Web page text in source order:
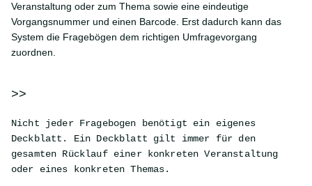
Veranstaltung oder zum Thema sowie eine eindeutige
Vorgangsnummer und einen Barcode. Erst dadurch kann das
System die Fragebögen dem richtigen Umfragevorgang
zuordnen.
Nicht jeder Fragebogen benötigt ein eigenes
Deckblatt. Ein Deckblatt gilt immer für den
gesamten Rücklauf einer konkreten Veranstaltung
oder eines konkreten Themas.